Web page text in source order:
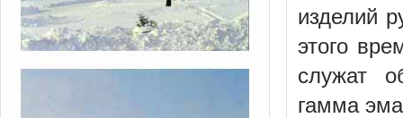
изделий
этого
служат
гамма